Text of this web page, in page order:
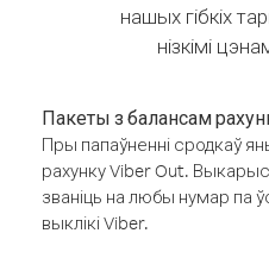
нашых гібкіх
нізкімі
Пакеты з балансам
Пры папаўненні сродкаў
рахунку Viber Out.
званіць на любы нумар па
выклікі Viber.